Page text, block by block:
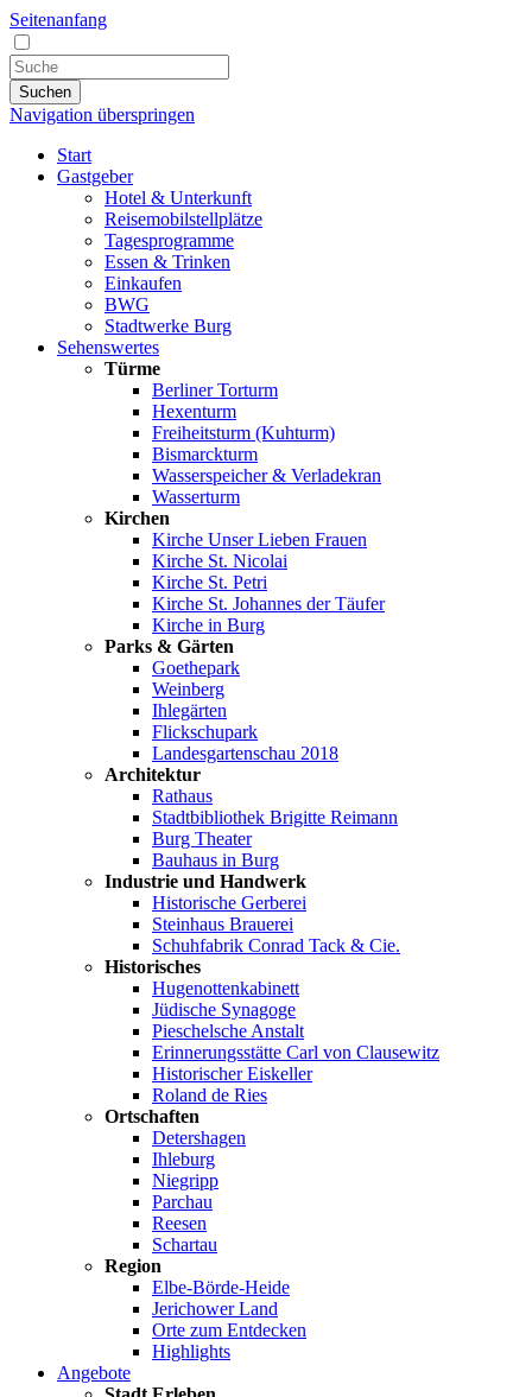
Seitenanfang
Suchen
Navigation überspringen
Start
Gastgeber
Hotel & Unterkunft
Reisemobilstellplätze
Tagesprogramme
Essen & Trinken
Einkaufen
BWG
Stadtwerke Burg
Sehenswertes
Türme
Berliner Torturm
Hexenturm
Freiheitsturm (Kuhturm)
Bismarckturm
Wasserspeicher & Verladekran
Wasserturm
Kirchen
Kirche Unser Lieben Frauen
Kirche St. Nicolai
Kirche St. Petri
Kirche St. Johannes der Täufer
Kirche in Burg
Parks & Gärten
Goethepark
Weinberg
Ihlegärten
Flickschupark
Landesgartenschau 2018
Architektur
Rathaus
Stadtbibliothek Brigitte Reimann
Burg Theater
Bauhaus in Burg
Industrie und Handwerk
Historische Gerberei
Steinhaus Brauerei
Schuhfabrik Conrad Tack & Cie.
Historisches
Hugenottenkabinett
Jüdische Synagoge
Pieschelsche Anstalt
Erinnerungsstätte Carl von Clausewitz
Historischer Eiskeller
Roland de Ries
Ortschaften
Detershagen
Ihleburg
Niegripp
Parchau
Reesen
Schartau
Region
Elbe-Börde-Heide
Jerichower Land
Orte zum Entdecken
Highlights
Angebote